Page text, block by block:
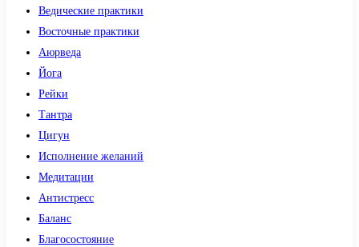
Ведические практики
Восточные практики
Аюрведа
Йога
Рейки
Тантра
Цигун
Исполнение желаний
Медитации
Антистресс
Баланс
Благосостояние